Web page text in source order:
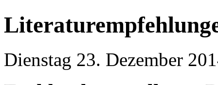
Dienstag 23. Dezember